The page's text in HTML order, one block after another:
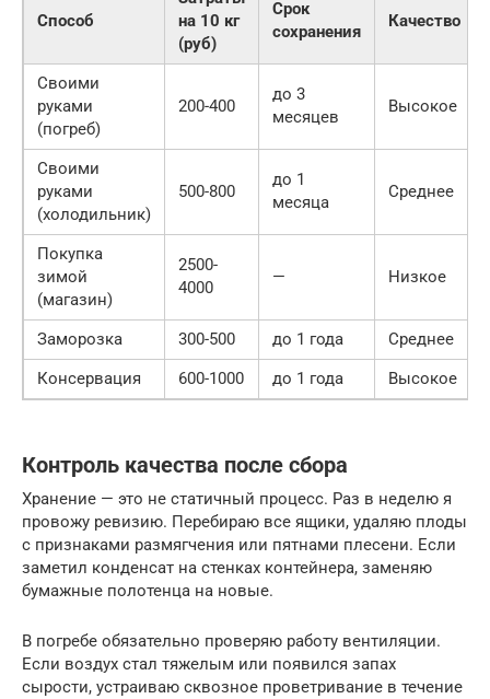
Способ
на 10 кг
(руб)
Срок
сохранения
Качество
Своими
руками
(погреб)
200-400
до 3
месяцев
Высокое
Своими
руками
(холодильник)
500-800
до 1
месяца
Среднее
Покупка
зимой
(магазин)
2500-
4000
— Низкое
Заморозка 300-500 до 1 года
Среднее
Консервация
600-1000 до 1 года Высокое
Контроль качества после сбора
Хранение — это не статичный процесс. Раз в неделю я
провожу ревизию. Перебираю все ящики, удаляю плоды
с признаками размягчения или пятнами плесени. Если
заметил конденсат на стенках контейнера, заменяю
бумажные полотенца на новые.
В погребе обязательно проверяю работу вентиляции.
Если воздух стал тяжелым или появился запах
сырости, устраиваю сквозное проветривание в течение